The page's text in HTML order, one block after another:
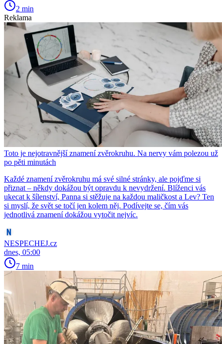
2 min
Reklama
Toto je nejotravnější znamení zvěrokruhu. Na nervy vám polezou už
po pěti minutách
Každé znamení zvěrokruhu má své silné stránky, ale pojďme si
přiznat – někdy dokážou být opravdu k nevydržení. Blíženci vás
ukecat k šílenství, Panna si stěžuje na každou maličkost a Lev? Ten
si myslí, že svět se točí jen kolem něj. Podívejte se, čím vás
jednotlivá znamení dokážou vytočit nejvíc.
NESPECHEJ.cz
dnes, 05:00
7 min